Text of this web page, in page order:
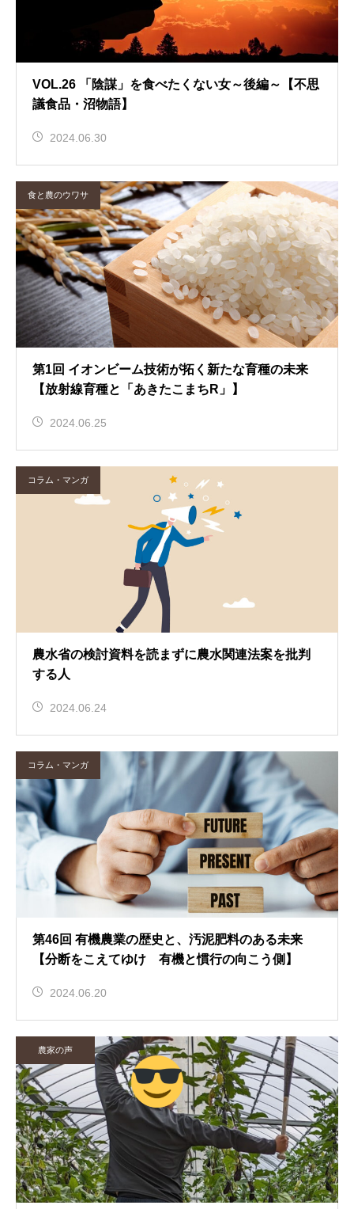
VOL.26 「陰謀」を食べたくない女～後編～【不思
議食品・沼物語】
2024.06.30
食と農のウワサ
第1回 イオンビーム技術が拓く新たな育種の未来
【放射線育種と「あきたこまちR」】
2024.06.25
コラム・マンガ
農水省の検討資料を読まずに農水関連法案を批判
する人
2024.06.24
コラム・マンガ
第46回 有機農業の歴史と、汚泥肥料のある未来
【分断をこえてゆけ 有機と慣行の向こう側】
2024.06.20
農家の声